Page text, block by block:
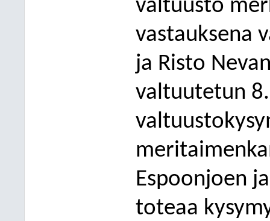
valtuusto
vastauksena
ja Risto
valtuutetun
Espoonjoen
toteaa